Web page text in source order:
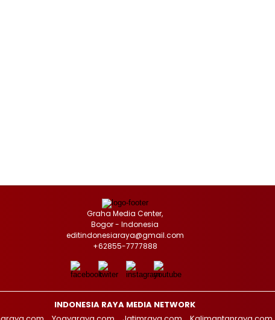
Graha Media Center,
Bogor - Indonesia
editindonesiaraya@gmail.com
+62855-7777888
INDONESIA RAYA MEDIA NETWORK